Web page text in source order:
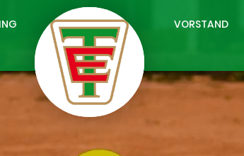
VORSTAND